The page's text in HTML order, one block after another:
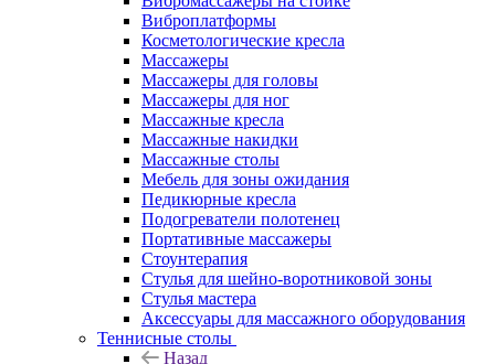
Виброплатформы
Косметологические кресла
Массажеры
Массажеры для головы
Массажеры для ног
Массажные кресла
Массажные накидки
Массажные столы
Мебель для зоны ожидания
Педикюрные кресла
Подогреватели полотенец
Портативные массажеры
Стоунтерапия
Стулья для шейно-воротниковой зоны
Стулья мастера
Аксессуары для массажного оборудования
Теннисные столы
Назад